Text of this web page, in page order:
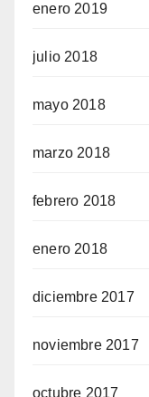
enero 2019
julio 2018
mayo 2018
marzo 2018
febrero 2018
enero 2018
diciembre 2017
noviembre 2017
octubre 2017